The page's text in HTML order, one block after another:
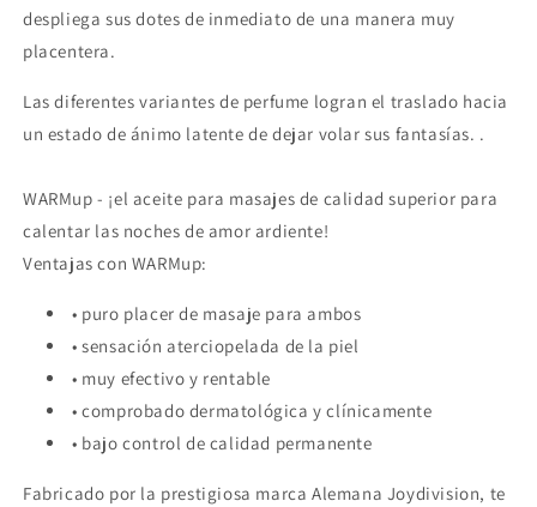
despliega sus dotes de inmediato de una manera muy
placentera.
Las diferentes variantes de perfume logran el traslado hacia
un estado de ánimo latente de dejar volar sus fantasías. .
WARMup - ¡el aceite para masajes de calidad superior para
calentar las noches de amor ardiente!
Ventajas con WARMup:
• puro placer de masaje para ambos
• sensación aterciopelada de la piel
• muy efectivo y rentable
• comprobado dermatológica y clínicamente
• bajo control de calidad permanente
Fabricado por la prestigiosa marca Alemana Joydivision, te